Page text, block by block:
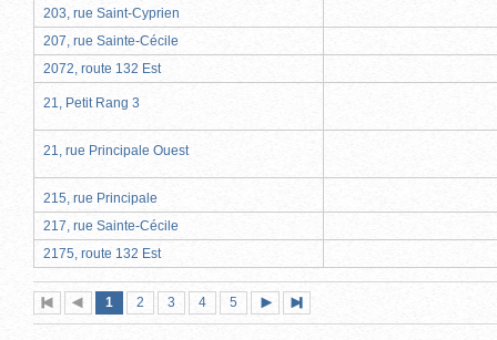
203, rue Saint-Cyprien
207, rue Sainte-Cécile
2072, route 132 Est
21, Petit Rang 3
21, rue Principale Ouest
215, rue Principale
217, rue Sainte-Cécile
2175, route 132 Est
Première
page
Page
précédente
Page
1 (page
actuelle)
Page
2 Page
3 Page
4 Page
5
suivante
page